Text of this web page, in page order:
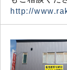
http://